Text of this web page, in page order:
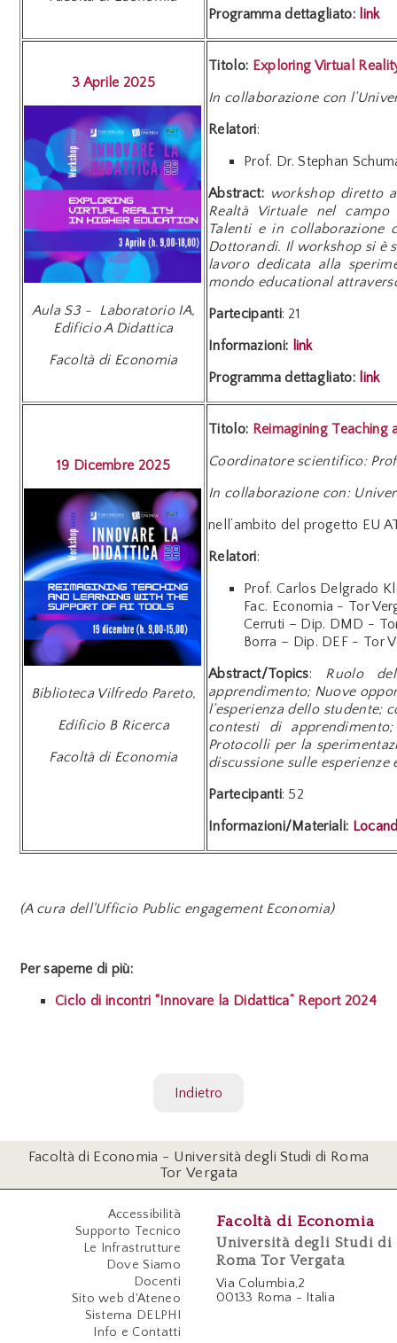
Programma dettagliato: link
3 Aprile 2025
Aula S3 - Laboratorio IA,
Edificio A Didattica
Facoltà di Economia
Titolo: Exploring Virtual
In collaborazione con
Relatori:
Prof. Dr. Stephan
Abstract: workshop diretto
Realtà Virtuale nel campo
Talenti e in collaborazione
Dottorandi. Il workshop si è
lavoro dedicata alla
mondo educational
Partecipanti: 21
Informazioni: link
Programma dettagliato: link
19 Dicembre 2025
Biblioteca Vilfredo Pareto,
Edificio B Ricerca
Facoltà di Economia
Titolo: Reimagining
Coordinatore scientifico:
In collaborazione con:
nell’ambito del progetto EU
Relatori:
Prof. Carlos Delgrado
Fac. Economia - Tor
Cerruti – Dip. DMD -
Borra – Dip. DEF - Tor
Abstract/Topics: Ruolo
apprendimento; Nuove
l’esperienza dello studente;
contesti di
Protocolli per la
discussione sulle
Partecipanti: 52
Informazioni/Materiali:
(A cura dell'Ufficio Public engagement Economia)
Per saperne di più:
Ciclo di incontri “Innovare la Didattica” Report 2024
Indietro
Facoltà di Economia - Università degli Studi di Roma
Tor Vergata
Accessibilità
Supporto Tecnico
Le Infrastrutture
Dove Siamo
Docenti
Sito web d'Ateneo
Sistema DELPHI
Info e Contatti
Facoltà di Economia
Università degli Studi di
Roma Tor Vergata
Via Columbia,2
00133 Roma - Italia